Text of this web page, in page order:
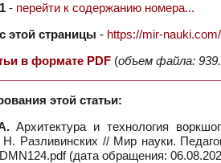
- перейти к содержанию номера...
этой страницы - https://mir-
в формате PDF (объем файла:
этой статьи:
Архитектура и технология
Разливинских // Мир науки.
(дата обращения: